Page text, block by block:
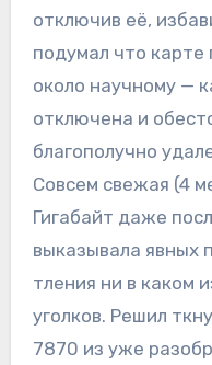
отключив её,
подумал что карте
около научному —
отключена и
благополучно
Совсем свежая (4
Гигабайт даже
выказывала явных
тления ни в каком
уголков. Решил
7870 из уже